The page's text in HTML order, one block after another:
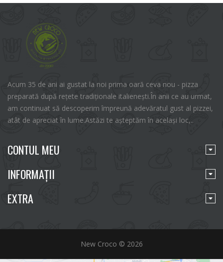
Acum 35 de ani ai gustat la noi prima oară ceva nou - pizza
preparată după rețete tradiționale italienești.În anii ce au urmat,
am continuat să descoperim împreună adevăratul gust al pizzei,
atât de apreciat în lume.Astăzi te așteptăm în același loc,..
CONTUL MEU
INFORMAŢII
EXTRA
New Croco © 2026